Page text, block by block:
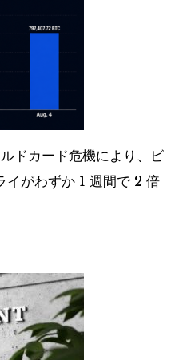
ドカード危機により、ビ
イがわずか 1 週間で 2 倍